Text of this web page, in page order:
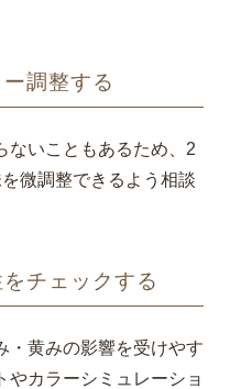
調整する
ないこともあるため、2
微調整できるよう相談
チェックする
・黄みの影響を受けやす
やカラーシミュレーショ